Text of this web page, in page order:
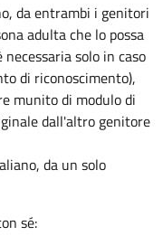
da entrambi i genitori
adulta che lo possa
solo in caso
di riconoscimento),
munito di modulo di
dall'altro genitore
da un solo
sé: